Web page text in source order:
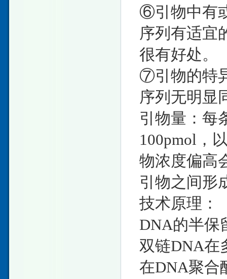
⑥引物中有
序列有适宜
很有好处。
⑦引物的特
序列无明显
引物量：每
100pmol，
物浓度偏高
引物之间形
技术原理：
DNA的半保
双链DNA在
在DNA聚合